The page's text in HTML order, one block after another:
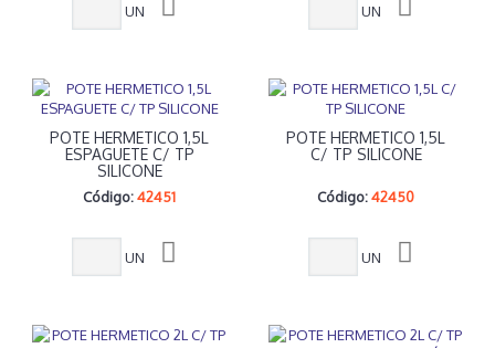
UN UN
POTE HERMETICO 1,5L
ESPAGUETE C/ TP
SILICONE
Código:42451
UN
POTE HERMETICO 1,5L
C/ TP SILICONE
Código:42450
UN